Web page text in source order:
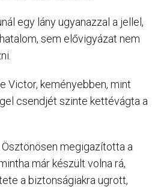
egy lány ugyanazzal a jellel,
sem elővigyázat nem
Victor, keményebben, mint
csendjét szinte kettévágta a
megigazította a
már készült volna rá,
a biztonságiakra ugrott,